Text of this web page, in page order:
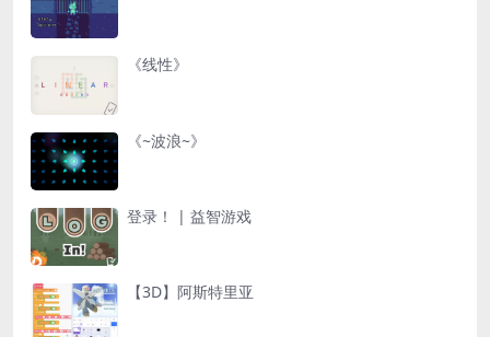
《线性》
《~波浪~》
登录！ | 益智游戏
【3D】阿斯特里亚